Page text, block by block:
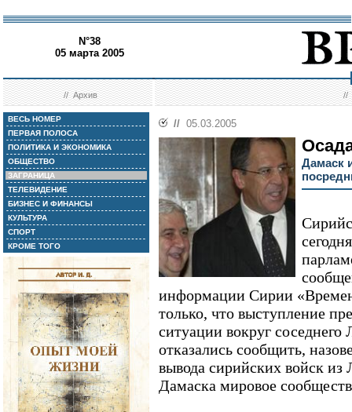
N°38
05 марта 2005
//Архив //
ВЕСЬ НОМЕР
ПЕРВАЯ ПОЛОСА
ПОЛИТИКА И ЭКОНОМИКА
ОБЩЕСТВО
ЗАГРАНИЦА
ТЕЛЕВИДЕНИЕ
БИЗНЕС И ФИНАНСЫ
КУЛЬТУРА
СПОРТ
КРОМЕ ТОГО
// 05.03.2005
Дамаск
информации Сирии
только, что выступление
ситуации вокруг
отказались сообщить,
вывода сирийских войск из
Дамаска мировое